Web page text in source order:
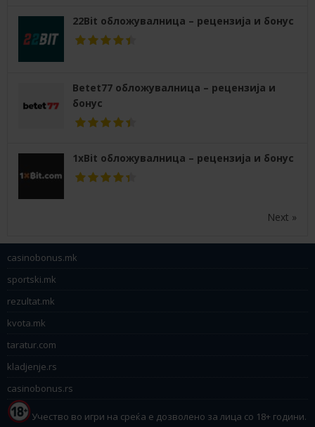
22Bit обложувалница – рецензија и бонус
Betet77 обложувалница – рецензија и
бонус
1xBit обложувалница – рецензија и бонус
Next »
casinobonus.mk
sportski.mk
rezultat.mk
kvota.mk
taratur.com
kladjenje.rs
casinobonus.rs
Учество во игри на среќа е дозволено за лица со 18+ години.